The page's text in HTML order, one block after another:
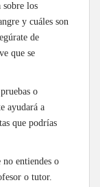
sobre los
y cuáles son
de
que se
o
ayudará a
que podrías
entiendes o
o tutor.